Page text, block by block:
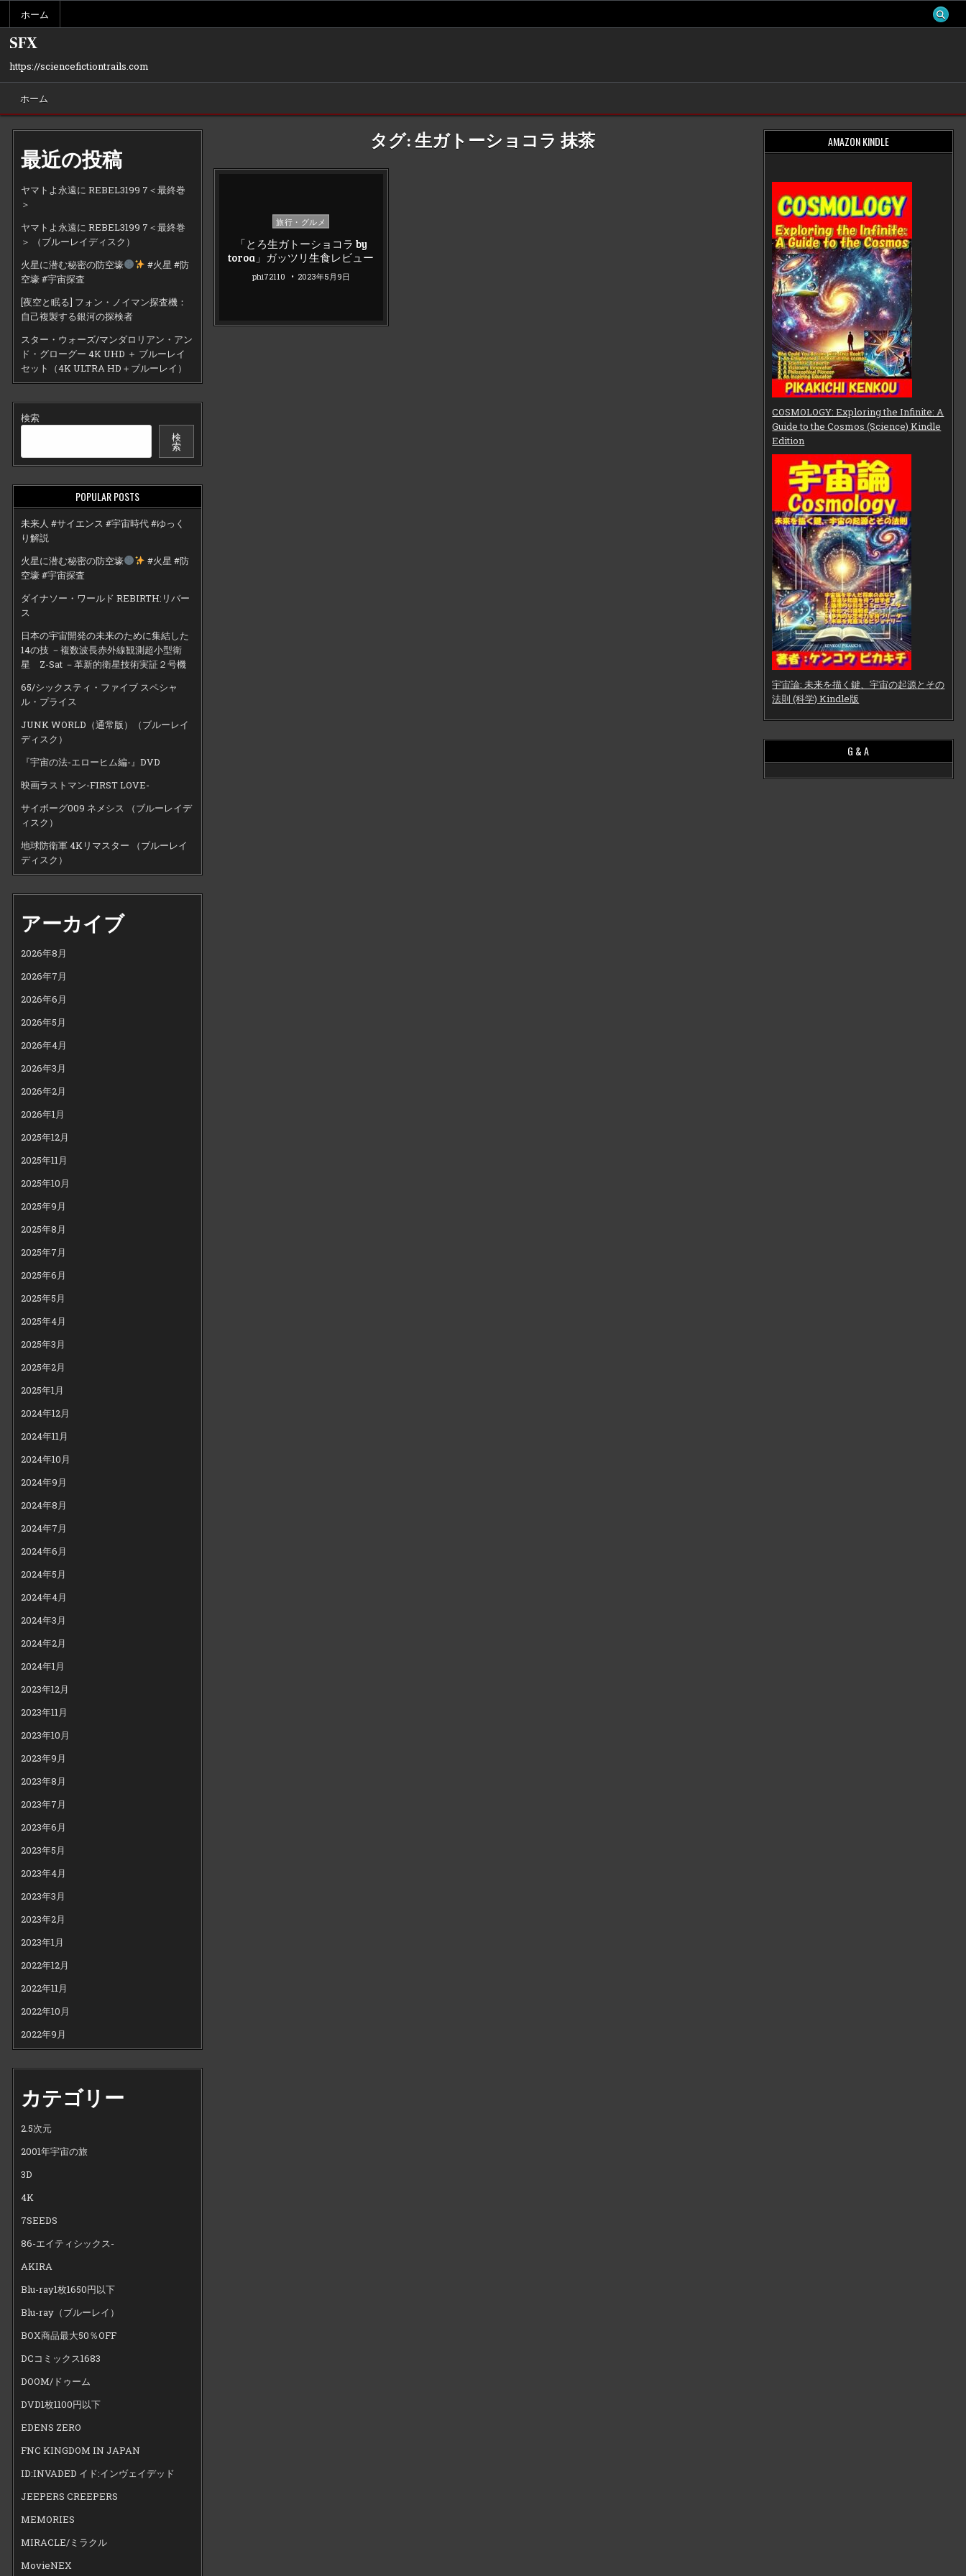
content
ホーム
SFX
https://sciencefictiontrails.com
ホーム
最近の投稿
ヤマトよ永遠に REBEL3199 7＜最終巻
＞
ヤマトよ永遠に REBEL3199 7＜最終巻
＞ （ブルーレイディスク）
火星に潜む秘密の防空壕
#火星 #防
空壕 #宇宙探査
[夜空と眠る] フォン・ノイマン探査機：
自己複製する銀河の探検者
スター・ウォーズ/マンダロリアン・アン
ド・グローグー 4K UHD ＋ ブルーレイ
セット（4K ULTRA HD＋ブルーレイ）
検索
検
索
POPULAR POSTS
未来人 #サイエンス #宇宙時代 #ゆっく
り解説
火星に潜む秘密の防空壕
#火星 #防
空壕 #宇宙探査
ダイナソー・ワールド REBIRTH:リバー
ス
日本の宇宙開発の未来のために集結した
14の技 －複数波長赤外線観測超小型衛
星 Z-Sat －革新的衛星技術実証２号機
65/シックスティ・ファイブ スペシャ
ル・プライス
JUNK WORLD（通常版）（ブルーレイ
ディスク）
『宇宙の法-エローヒム編-』DVD
映画ラストマン-FIRST LOVE-
サイボーグ009 ネメシス （ブルーレイデ
ィスク）
地球防衛軍 4Kリマスター （ブルーレイ
ディスク）
アーカイブ
2026年8月
2026年7月
2026年6月
2026年5月
2026年4月
2026年3月
2026年2月
2026年1月
2025年12月
2025年11月
2025年10月
2025年9月
2025年8月
2025年7月
2025年6月
2025年5月
2025年4月
2025年3月
2025年2月
2025年1月
2024年12月
2024年11月
2024年10月
2024年9月
2024年8月
2024年7月
2024年6月
2024年5月
2024年4月
2024年3月
2024年2月
2024年1月
2023年12月
2023年11月
2023年10月
2023年9月
2023年8月
2023年7月
2023年6月
2023年5月
2023年4月
2023年3月
2023年2月
2023年1月
2022年12月
2022年11月
2022年10月
2022年9月
カテゴリー
2.5次元
2001年宇宙の旅
3D
4K
7SEEDS
86-エイティシックス-
AKIRA
Blu-ray1枚1650円以下
Blu-ray（ブルーレイ）
BOX商品最大50％OFF
DCコミックス1683
DOOM/ドゥーム
DVD1枚1100円以下
EDENS ZERO
FNC KINGDOM IN JAPAN
ID:INVADED イド:インヴェイデッド
JEEPERS CREEPERS
MEMORIES
MIRACLE/ミラクル
MovieNEX
タグ:生ガトーショコラ 抹茶
Posted
旅行・グルメ
「とろ生ガトーショコラ by
toroa」ガッツリ生食レビュー
phi72110 2023年5月9日
AMAZON KINDLE
COSMOLOGY: Exploring the Infinite: A
Guide to the Cosmos (Science) Kindle
Edition
宇宙論: 未来を描く鍵、宇宙の起源とその
法則 (科学) Kindle版
G & A